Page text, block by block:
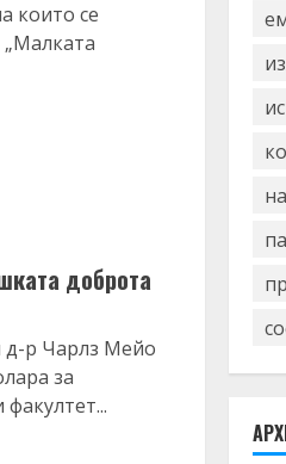
които се
доброта
д-р Чарлз Мейо
за